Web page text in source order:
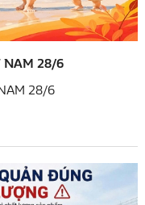
NAM 28/6
28/6